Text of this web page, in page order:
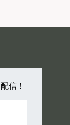
信！